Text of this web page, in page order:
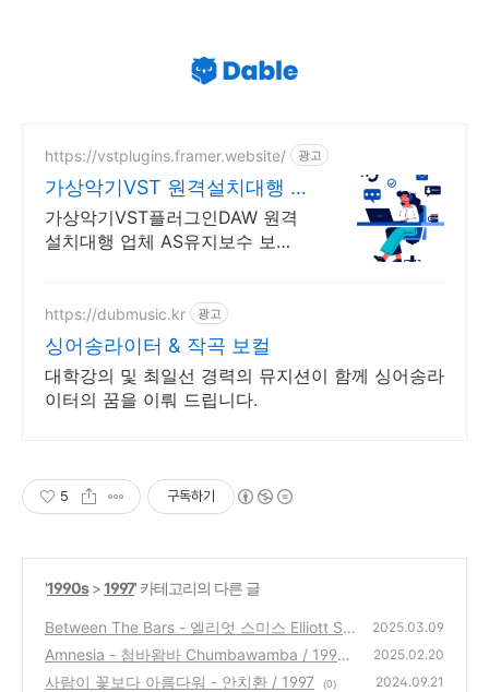
https://vstplugins.framer.website/ 광고
가상악기VST 원격설치대행 가
상악기플러그인 원격설치대행
가상악기VST플러그인DAW 원격
설치대행 업체 AS유지보수 보
체/AS 유지보수 보장/24시간 상담
https://dubmusic.kr 광고
싱어송라이터 & 작곡 보컬
대학강의 및 최일선 경력의 뮤지션이 함께 싱어송라
이터의 꿈을 이뤄 드립니다.
5 구독하기
'1990s>1997' 카테고리의 다른 글
Between The Bars - 엘리엇 스미스 Elliott Sm
ith / 1997
(2)
2025.03.09
Amnesia - 첨바왐바 Chumbawamba / 1997
(1)
2025.02.20
사람이 꽃보다 아름다워 - 안치환 / 1997 (0) 2024.09.21